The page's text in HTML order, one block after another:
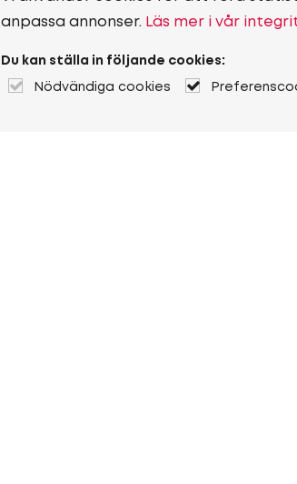
anpassa annonser. Läs mer i vår
Du kan ställa in följande cookies:
Nödvändiga cookies